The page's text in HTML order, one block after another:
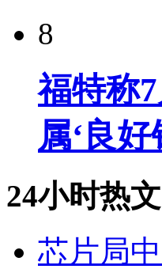
8
福特称
属‘良好
24小时热文
芯片局